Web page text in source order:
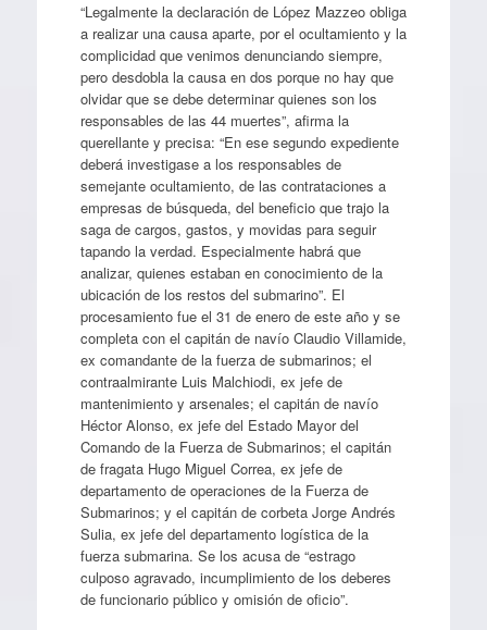
“Legalmente la declaración de López Mazzeo obliga
a realizar una causa aparte, por el ocultamiento y la
complicidad que venimos denunciando siempre,
pero desdobla la causa en dos porque no hay que
olvidar que se debe determinar quienes son los
responsables de las 44 muertes”, afirma la
querellante y precisa: “En ese segundo expediente
deberá investigase a los responsables de
semejante ocultamiento, de las contrataciones a
empresas de búsqueda, del beneficio que trajo la
saga de cargos, gastos, y movidas para seguir
tapando la verdad. Especialmente habrá que
analizar, quienes estaban en conocimiento de la
ubicación de los restos del submarino”. El
procesamiento fue el 31 de enero de este año y se
completa con el capitán de navío Claudio Villamide,
ex comandante de la fuerza de submarinos; el
contraalmirante Luis Malchiodi, ex jefe de
mantenimiento y arsenales; el capitán de navío
Héctor Alonso, ex jefe del Estado Mayor del
Comando de la Fuerza de Submarinos; el capitán
de fragata Hugo Miguel Correa, ex jefe de
departamento de operaciones de la Fuerza de
Submarinos; y el capitán de corbeta Jorge Andrés
Sulia, ex jefe del departamento logística de la
fuerza submarina. Se los acusa de “estrago
culposo agravado, incumplimiento de los deberes
de funcionario público y omisión de oficio”.